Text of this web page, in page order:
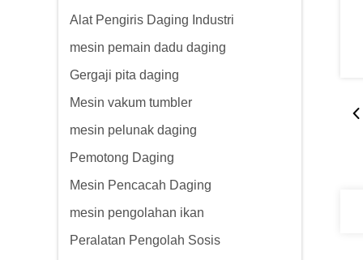
Alat Pengiris Daging Industri
mesin pemain dadu daging
Gergaji pita daging
Mesin vakum tumbler
mesin pelunak daging
Pemotong Daging
Mesin Pencacah Daging
mesin pengolahan ikan
Peralatan Pengolah Sosis